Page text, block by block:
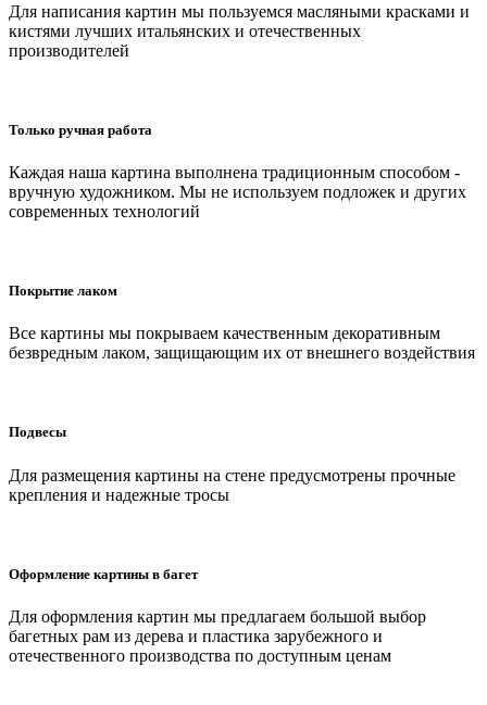
Для написания картин мы пользуемся масляными красками и
кистями лучших итальянских и отечественных
производителей
Только ручная работа
Каждая наша картина выполнена традиционным способом -
вручную художником. Мы не используем подложек и других
современных технологий
Покрытие лаком
Все картины мы покрываем качественным декоративным
безвредным лаком, защищающим их от внешнего воздействия
Подвесы
Для размещения картины на стене предусмотрены прочные
крепления и надежные тросы
Оформление картины в багет
Для оформления картин мы предлагаем большой выбор
багетных рам из дерева и пластика зарубежного и
отечественного производства по доступным ценам